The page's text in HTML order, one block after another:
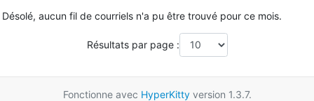
Désolé, aucun fil de courriels n'a pu être trouvé pour ce mois.
Résultats par page :
Fonctionne avec HyperKittyversion 1.3.7.